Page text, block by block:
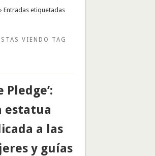
› Entradas etiquetadas
VIENDO TAG
Pledge’:
estatua
a las
y guías